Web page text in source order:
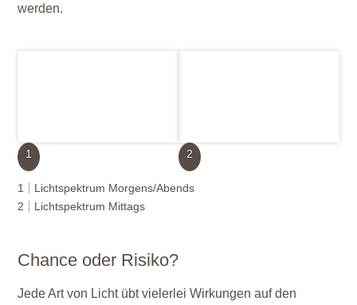
werden.
1 2
1
Lichtspektrum Morgens/Abends
2
Lichtspektrum Mittags
Chance oder Risiko?
Jede Art von Licht übt vielerlei Wirkungen auf den